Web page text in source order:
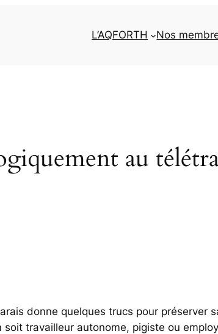
L’AQFORTH Nos
au
donne quelques trucs pour préserver
travailleur autonome, pigiste ou